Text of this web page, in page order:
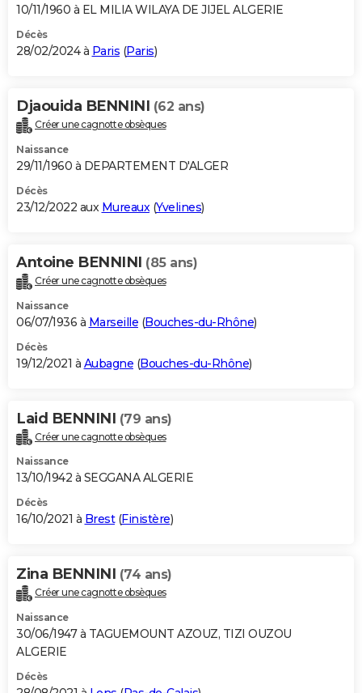
S'inscrire
Se connecter
Lycées
Collèges
Primaires
Universités
Entreprises
Service militaire
Avis de recherche
AVIS DE DÉCÈS
Bricolage
Lifestyle
Culture
Sport
Auto
Television
Voyage
Cinema
10/11/1960 à EL MILIA WILAYA DE JIJEL ALGERIE
Décès
28/02/2024 à Paris (Paris)
Djaouida BENNINI (62 ans)
Créer une cagnotte obsèques
Naissance
29/11/1960 à DEPARTEMENT D'ALGER
Décès
23/12/2022 aux Mureaux(Yvelines)
Antoine BENNINI (85 ans)
Créer une cagnotte obsèques
Naissance
06/07/1936 à Marseille (Bouches-du-Rhône)
Décès
19/12/2021 à Aubagne (Bouches-du-Rhône)
Laid BENNINI (79 ans)
Créer une cagnotte obsèques
Naissance
13/10/1942 à SEGGANA ALGERIE
Décès
16/10/2021 à Brest(Finistère)
Zina BENNINI (74 ans)
Créer une cagnotte obsèques
Naissance
30/06/1947 à TAGUEMOUNT AZOUZ, TIZI OUZOU
ALGERIE
Décès